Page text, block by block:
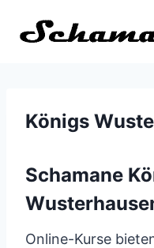
Inhalt
Königs
Schamane
Online-Kurse